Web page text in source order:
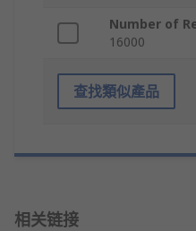
Number of
16000
查找類似產品
相关链接